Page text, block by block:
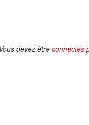
Vous devez être connectés